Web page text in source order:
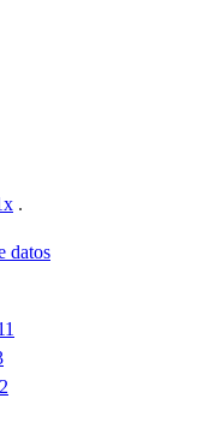
.
datos